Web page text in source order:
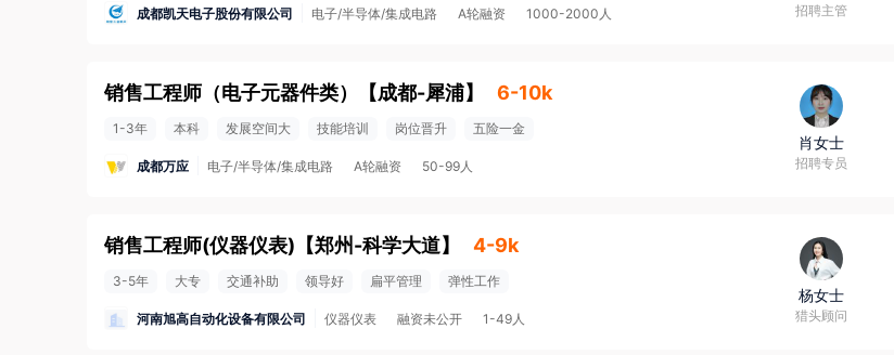
成都凯天电子股份有限公司 电子/半导体/集成电路 A轮融资 1000-2000人 招聘主管
销售工程师（电子元器件类） 【成都-犀浦】 6-10k
1-3年 本科 发展空间大 技能培训 岗位晋升 五险一金
成都万应 电子/半导体/集成电路 A轮融资 50-99人
肖女士
招聘专员
销售工程师(仪器仪表) 【郑州-科学大道】 4-9k
3-5年 大专 交通补助 领导好 扁平管理 弹性工作
河南旭高自动化设备有限公司 仪器仪表 融资未公开 1-49人
杨女士
猎头顾问